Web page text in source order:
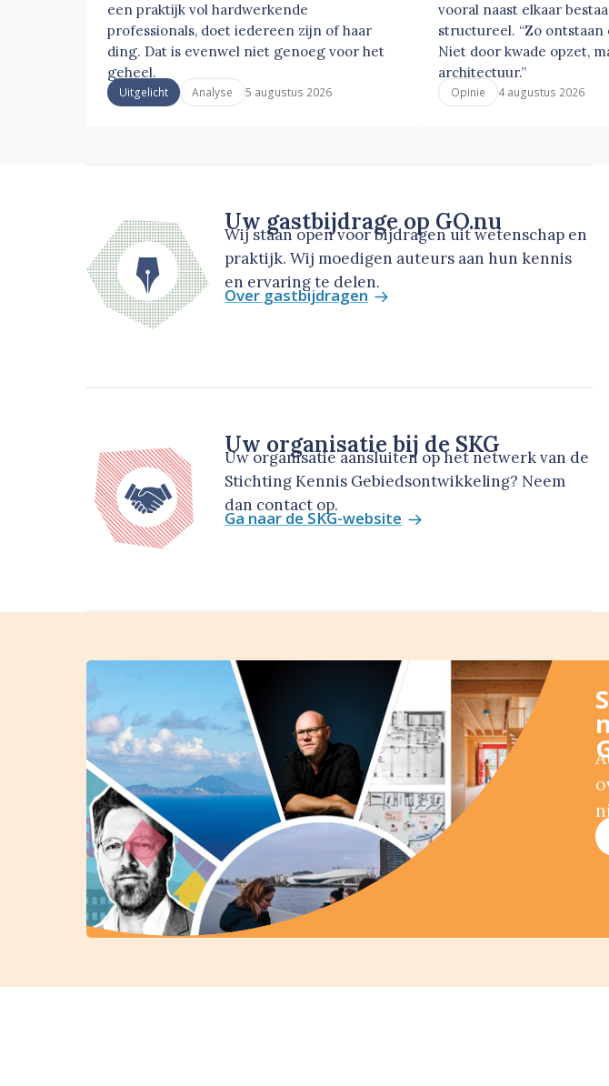
een praktijk vol hardwerkende
professionals, doet iedereen zijn of haar
ding. Dat is evenwel niet genoeg voor het
geheel.
Uitgelicht Analyse 5 augustus 2026
vooral naast elkaar
structureel. “Zo ontstaan
Niet door kwade opzet,
architectuur.”
Opinie 4 augustus 2026
Uw gastbijdrage op GO.nu
Wij staan open voor bijdragen uit wetenschap en
praktijk. Wij moedigen auteurs aan hun kennis
en ervaring te delen.
Over gastbijdragen
Uw organisatie bij de SKG
Uw organisatie aansluiten op het netwerk van de
Stichting Kennis Gebiedsontwikkeling? Neem
dan contact op.
Ga naar de SKG-website